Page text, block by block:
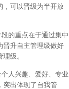
，可以晋级为半开放
的重点在于通过集中
晋升自主管理级做好
级。
人兴趣、爱好、专业
突出体现了自我管